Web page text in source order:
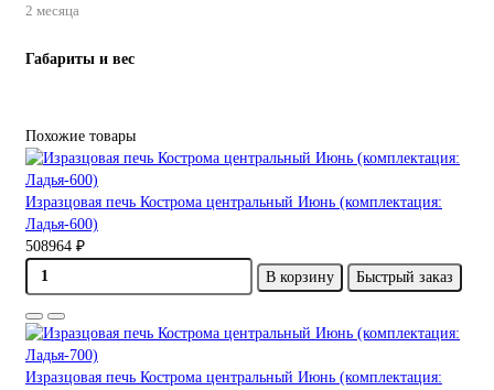
2 месяца
Габариты и вес
Похожие товары
Изразцовая печь Кострома центральный Июнь (комплектация:
Ладья-600)
508964 ₽
В корзину
Быстрый заказ
Изразцовая печь Кострома центральный Июнь (комплектация: